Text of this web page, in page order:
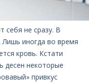
себя не сразу. В
Лишь иногда во время
кровь. Кстати
десен некоторые
привкус